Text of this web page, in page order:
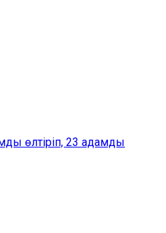
өлтіріп, 23 адамды